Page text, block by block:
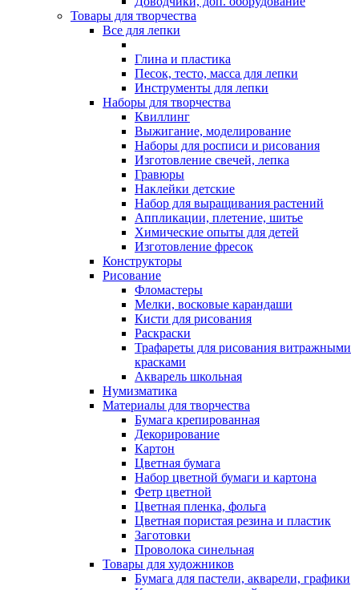
Товары для творчества
Все для лепки
Глина и пластика
Песок, тесто, масса для лепки
Инструменты для лепки
Наборы для творчества
Квиллинг
Выжигание, моделирование
Наборы для росписи и рисования
Изготовление свечей, лепка
Гравюры
Наклейки детские
Набор для выращивания растений
Аппликации, плетение, шитье
Химические опыты для детей
Изготовление фресок
Конструкторы
Рисование
Фломастеры
Мелки, восковые карандаши
Кисти для рисования
Раскраски
Трафареты для рисования витражными
красками
Акварель школьная
Нумизматика
Материалы для творчества
Бумага крепированная
Декорирование
Картон
Цветная бумага
Набор цветной бумаги и картона
Фетр цветной
Цветная пленка, фольга
Цветная пористая резина и пластик
Заготовки
Проволока синельная
Товары для художников
Бумага для пастели, акварели, графики